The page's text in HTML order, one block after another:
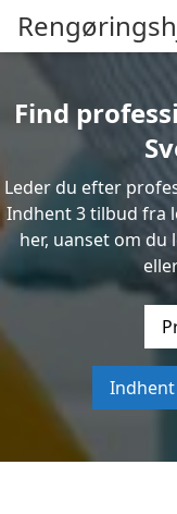
Find
Leder du efter
Indhent 3 tilbud fra
her, uanset om